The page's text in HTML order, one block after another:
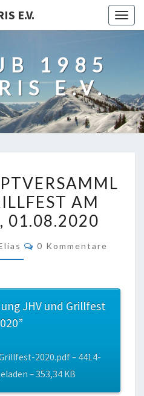
E.V.
1985
E.V.
&
GRILLFEST
AM
01.08.2020
AM
01.08.2020
Kommentare
0 Kommentare
JHV und Grillfest
2020.pdf – 4414-
– 353,34 KB